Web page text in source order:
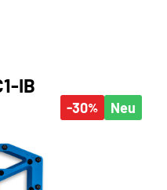
-30% Neu
IB